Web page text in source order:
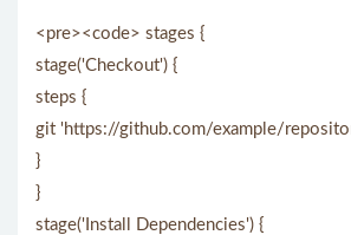
<pre><code> stages {
stage('Checkout') {
steps {
git 'https://github.com/example/
}
}
stage('Install Dependencies') {